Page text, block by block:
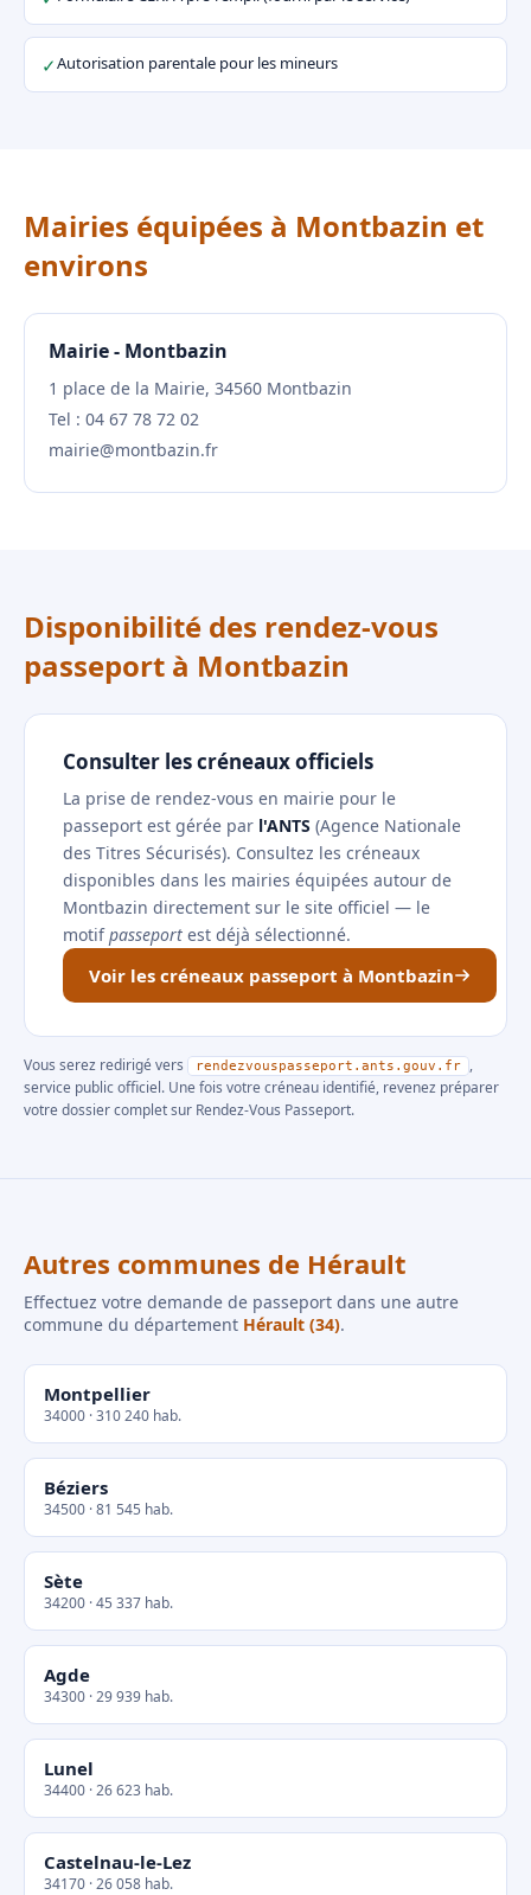
✓Autorisation parentale pour les mineurs
Mairies équipées à Montbazin et
environs
Mairie - Montbazin
1 place de la Mairie, 34560 Montbazin
Tel : 04 67 78 72 02
mairie@montbazin.fr
Disponibilité des rendez-vous
passeport à Montbazin
Consulter les créneaux officiels
La prise de rendez-vous en mairie pour le
passeport est gérée par l'ANTS (Agence Nationale
des Titres Sécurisés). Consultez les créneaux
disponibles dans les mairies équipées autour de
Montbazin directement sur le site officiel — le
motifpasseport est déjà sélectionné.
Voir les créneaux passeport à Montbazin
Vous serez redirigé vers rendezvouspasseport.ants.gouv.fr
,
service public officiel. Une fois votre créneau identifié, revenez préparer
votre dossier complet sur Rendez-Vous Passeport.
Autres communes de Hérault
Effectuez votre demande de passeport dans une autre
commune du département Hérault (34).
Montpellier
34000 · 310 240 hab.
Béziers
34500 · 81 545 hab.
Sète
34200 · 45 337 hab.
Agde
34300 · 29 939 hab.
Lunel
34400 · 26 623 hab.
Castelnau-le-Lez
34170 · 26 058 hab.